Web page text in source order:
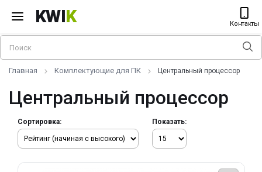
KWIK Контакты
Главная Комплектующие для ПК Центральный процессор
Центральный процессор
Сортировка: Показать: